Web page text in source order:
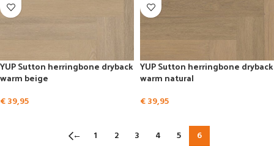
YUP Sutton herringbone dryback
warm beige
€39,95
YUP Sutton herringbone dryback
warm natural
€39,95
← 1 2 3 4 5 6